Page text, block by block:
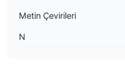
Metin Çevirileri
N